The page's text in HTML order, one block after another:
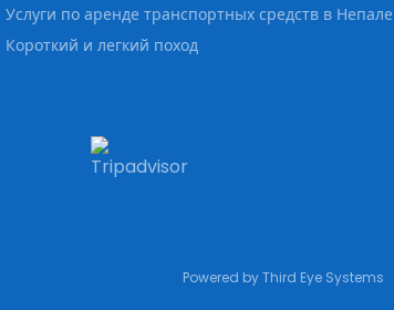
Услуги по аренде транспортных средств в Непале
Короткий и легкий поход
Powered byThird Eye Systems